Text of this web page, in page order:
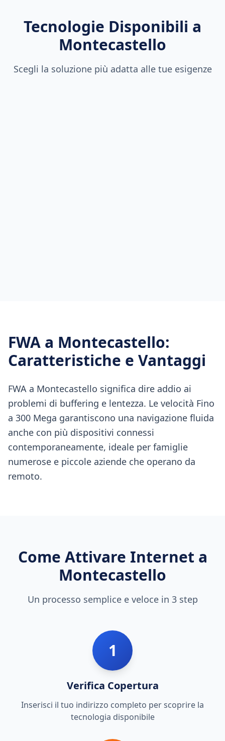
Tecnologie Disponibili a
Montecastello
Scegli la soluzione più adatta alle tue esigenze
FWA a Montecastello:
Caratteristiche e Vantaggi
FWA a Montecastello significa dire addio ai
problemi di buffering e lentezza. Le velocità Fino
a 300 Mega garantiscono una navigazione fluida
anche con più dispositivi connessi
contemporaneamente, ideale per famiglie
numerose e piccole aziende che operano da
remoto.
Come Attivare Internet a
Montecastello
Un processo semplice e veloce in 3 step
1
Verifica Copertura
Inserisci il tuo indirizzo completo per scoprire la
tecnologia disponibile